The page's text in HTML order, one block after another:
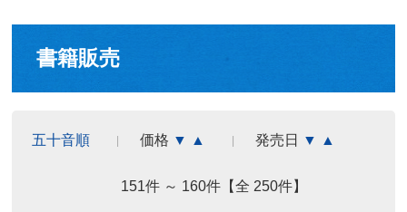
書籍販売
五十音順 価格 ▼ ▲ 発売日 ▼ ▲
151件 ～ 160件【全 250件】